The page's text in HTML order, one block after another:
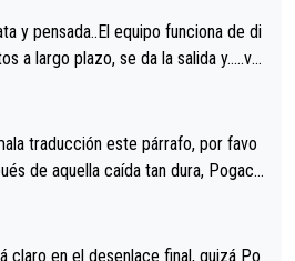
y pensada..El equipo funciona de di
a largo plazo, se da la salida y…..ve
da pena vivir estos momentos tan
traducción este párrafo, por favo
de aquella caída tan dura, Pogaca
Parecía increíble la forma en l
el miedo", recordó."
claro en el desenlace final, quizá Po